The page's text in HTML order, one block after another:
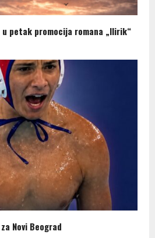
petak promocija romana „Ilirik“
Novi Beograd